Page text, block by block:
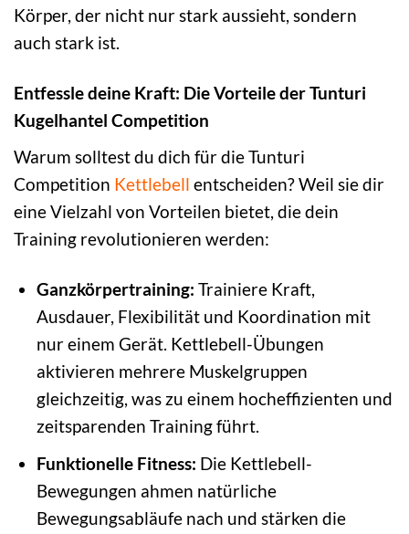
Körper, der nicht nur stark aussieht, sondern
auch stark ist.
Entfessle deine Kraft: Die Vorteile der Tunturi
Kugelhantel Competition
Warum solltest du dich für die Tunturi
Competition Kettlebell entscheiden? Weil sie dir
eine Vielzahl von Vorteilen bietet, die dein
Training revolutionieren werden:
Ganzkörpertraining: Trainiere Kraft,
Ausdauer, Flexibilität und Koordination mit
nur einem Gerät. Kettlebell-Übungen
aktivieren mehrere Muskelgruppen
gleichzeitig, was zu einem hocheffizienten und
zeitsparenden Training führt.
Funktionelle Fitness: Die Kettlebell-
Bewegungen ahmen natürliche
Bewegungsabläufe nach und stärken die